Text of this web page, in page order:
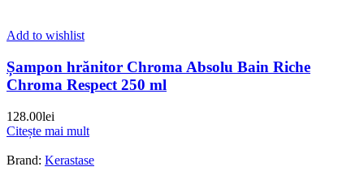
Add to wishlist
Șampon hrănitor Chroma Absolu Bain Riche
Chroma Respect 250 ml
128.00lei
Citește mai mult
Brand: Kerastase